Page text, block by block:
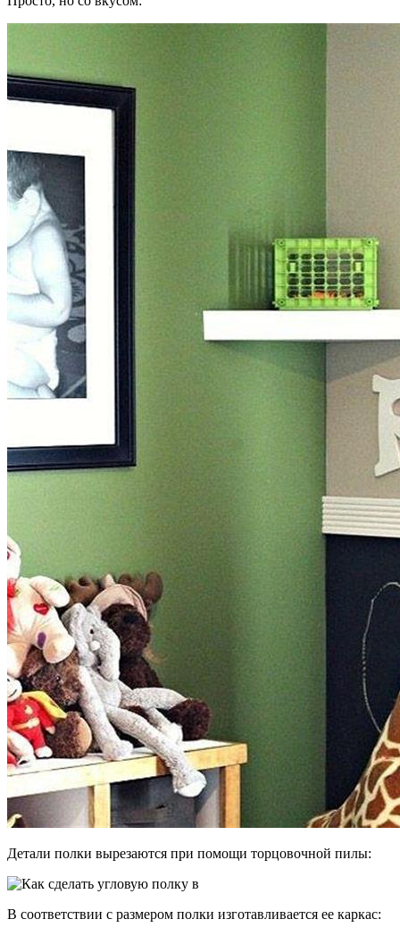
Детали полки вырезаются при помощи торцовочной пилы:
В соответствии с размером полки изготавливается ее каркас: